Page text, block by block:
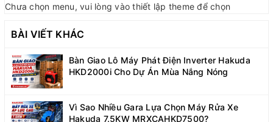
Chưa chọn menu, vui lòng vào thiết lập theme để chọn
BÀI VIẾT KHÁC
Bàn Giao Lô Máy Phát Điện Inverter Hakuda
HKD2000i Cho Dự Án Mùa Nắng Nóng
Vì Sao Nhiều Gara Lựa Chọn Máy Rửa Xe
Hakuda 7.5KW MRXCAHKD7500?